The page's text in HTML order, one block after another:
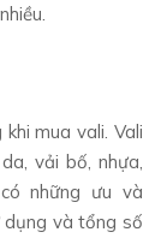
mua vali. Vali
vải bố, nhựa,
những ưu và
dụng và tổng số